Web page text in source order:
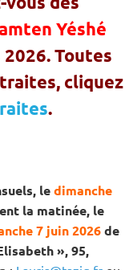
Yéshé
Toutes
cliquez
.
ledimanche
la matinée, le
7 juin 2026de
», 95,